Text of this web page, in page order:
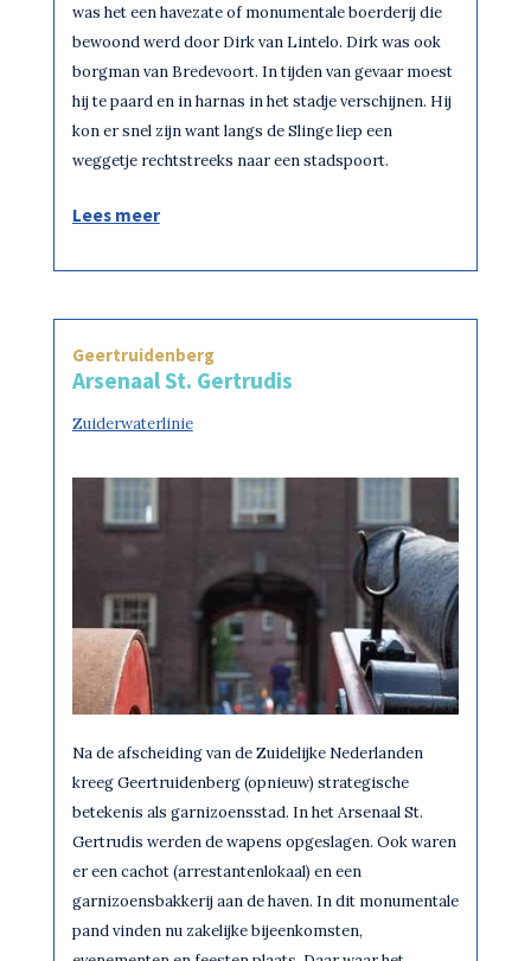
was het een havezate of monumentale boerderij die
bewoond werd door Dirk van Lintelo. Dirk was ook
borgman van Bredevoort. In tijden van gevaar moest
hij te paard en in harnas in het stadje verschijnen. Hij
kon er snel zijn want langs de Slinge liep een
weggetje rechtstreeks naar een stadspoort.
Lees meer
Geertruidenberg
Arsenaal St. Gertrudis
Zuiderwaterlinie
Na de afscheiding van de Zuidelijke Nederlanden
kreeg Geertruidenberg (opnieuw) strategische
betekenis als garnizoensstad. In het Arsenaal St.
Gertrudis werden de wapens opgeslagen. Ook waren
er een cachot (arrestantenlokaal) en een
garnizoensbakkerij aan de haven. In dit monumentale
pand vinden nu zakelijke bijeenkomsten,